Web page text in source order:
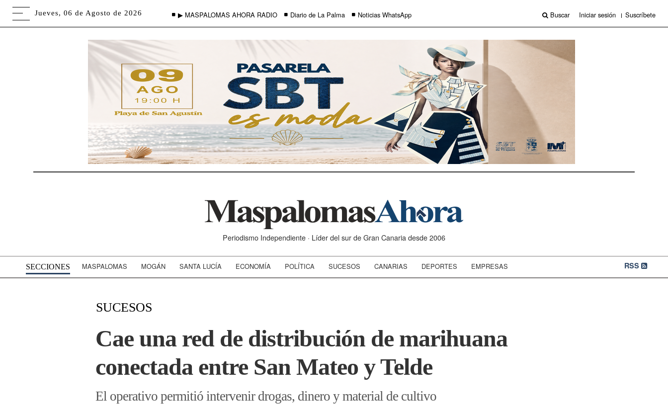
Jueves, 06 de Agosto de 2026 ▶ MASPALOMAS AHORA RADIO Diario de La Palma Noticias WhatsApp Buscar Iniciar sesión Suscríbete
Periodismo Independiente · Líder del sur de Gran Canaria desde 2006
SECCIONES MASPALOMAS MOGÁN SANTA LUCÍA ECONOMÍA POLÍTICA SUCESOS CANARIAS DEPORTES EMPRESAS RSS
SUCESOS
Cae una red de distribución de marihuana
conectada entre San Mateo y Telde
El operativo permitió intervenir drogas, dinero y material de cultivo